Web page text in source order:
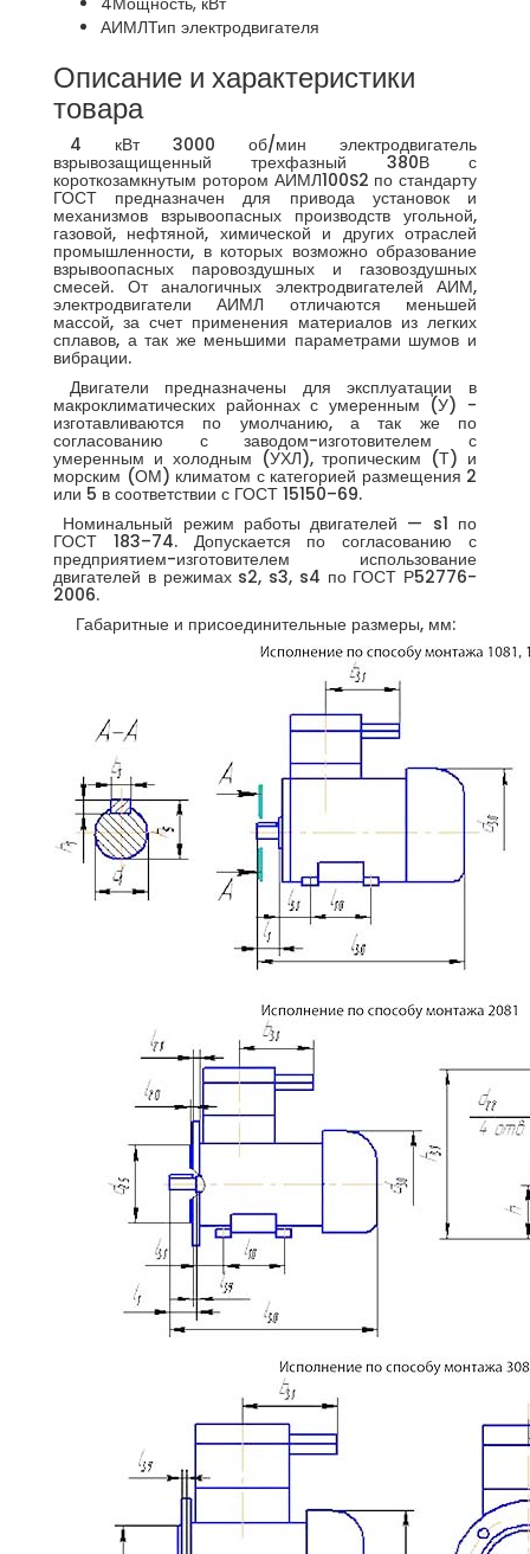
АИМЛТип электродвигателя
Описание и характеристики
товара
4 кВт 3000 об/мин электродвигатель
взрывозащищенный трехфазный 380В с
короткозамкнутым ротором АИМЛ100S2 по стандарту
ГОСТ предназначен для привода установок и
механизмов взрывоопасных производств угольной,
газовой, нефтяной, химической и других отраслей
промышленности, в которых возможно образование
взрывоопасных паровоздушных и газовоздушных
смесей. От аналогичных электродвигателей АИМ,
электродвигатели АИМЛ отличаются меньшей
массой, за счет применения материалов из легких
сплавов, а так же меньшими параметрами шумов и
вибрации.
Двигатели предназначены для эксплуатации в
макроклиматических районнах с умеренным (У) -
изготавливаются по умолчанию, а так же по
согласованию с заводом-изготовителем с
умеренным и холодным (УХЛ), тропическим (Т) и
морским (ОМ) климатом с категорией размещения 2
или 5 в соответствии с ГОСТ 15150–69.
Номинальный режим работы двигателей — s1 по
ГОСТ 183–74. Допускается по согласованию с
предприятием-изготовителем использование
двигателей в режимах s2, s3, s4 по ГОСТ Р52776-
2006.
Габаритные и присоединительные размеры, мм: